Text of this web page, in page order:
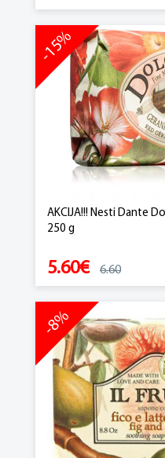
AKCIJA!!! Nesti Dante
250 g
-15%
5.60€ 6.60
-8%